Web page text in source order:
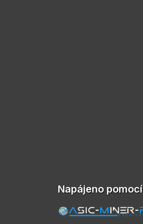
Napájeno pomocí